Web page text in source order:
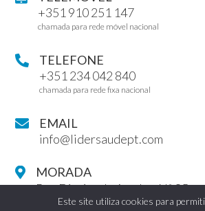
+351 910 251 147
chamada para rede móvel nacional
TELEFONE
+351 234 042 840
chamada para rede fixa nacional
EMAIL
info@lidersaudept.com
MORADA
Rua Direita de Aradas, Nº 85
3810-005 Aveiro
Este site utiliza cookies para